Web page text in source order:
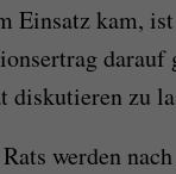
Einsatz kam,
darauf
diskutieren zu
werden